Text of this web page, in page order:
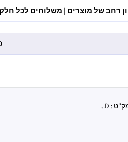
רחב של מוצרים | משלוחים לכל חלקי